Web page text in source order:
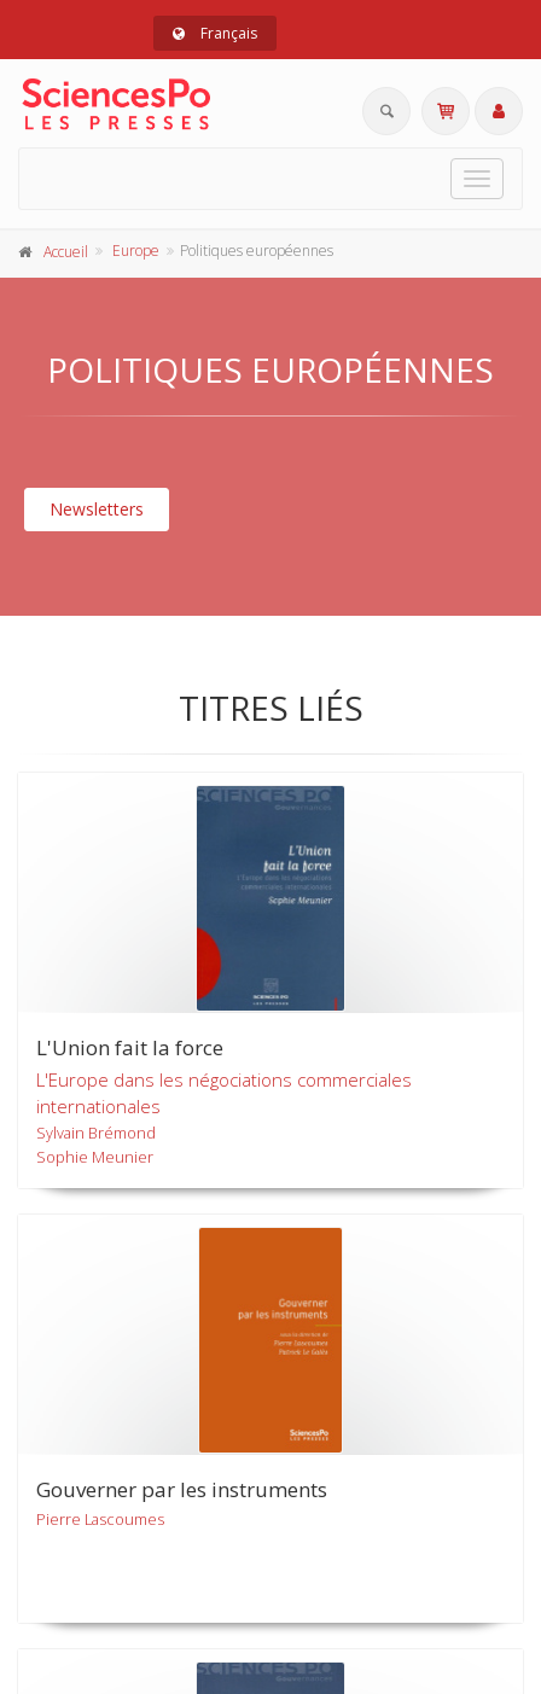
Français
Toggle
Accueil Europe Politiques européennes
POLITIQUES EUROPÉENNES
Newsletters
TITRES LIÉS
L'Union fait la force
L'Europe dans les négociations commerciales
internationales
Sylvain Brémond
Sophie Meunier
Gouverner par les instruments
Pierre Lascoumes